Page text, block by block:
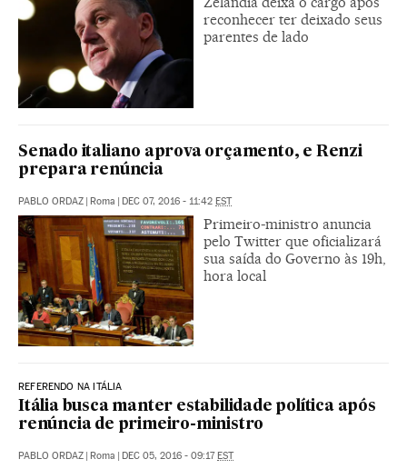
reconhecer ter deixado seus
parentes de lado
Senado italiano aprova orçamento, e Renzi
prepara renúncia
PABLO ORDAZ | Roma | DEC 07, 2016 - 11:42 EST
Primeiro-ministro anuncia
pelo Twitter que oficializará
sua saída do Governo às 19h,
hora local
REFERENDO NA ITÁLIA
Itália busca manter estabilidade política após
renúncia de primeiro-ministro
PABLO ORDAZ Roma DEC 05, 2016 - 09:17 EST